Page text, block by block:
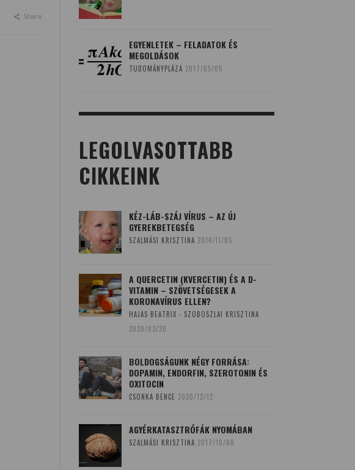
Share
EGYENLETEK – FELADATOK ÉS
MEGOLDÁSOK
TUDOMÁNYPLÁZA 2017/05/05
LEGOLVASOTTABB
CIKKEINK
KÉZ-LÁB-SZÁJ VÍRUS – AZ ÚJ
GYEREKBETEGSÉG
SZALMÁSI KRISZTINA 2014/11/05
A QUERCETIN (KVERCETIN) ÉS A D-
VITAMIN – SZÖVETSÉGESEK A
KORONAVÍRUS ELLEN?
HAJAS BEATRIX - SZOBOSZLAI KRISZTINA
2020/03/20
BOLDOGSÁGUNK NÉGY FORRÁSA:
DOPAMIN, ENDORFIN, SZEROTONIN ÉS
OXITOCIN
CSONKA BENCE 2020/12/12
AGYÉRKATASZTRÓFÁK NYOMÁBAN
SZALMÁSI KRISZTINA 2017/10/08